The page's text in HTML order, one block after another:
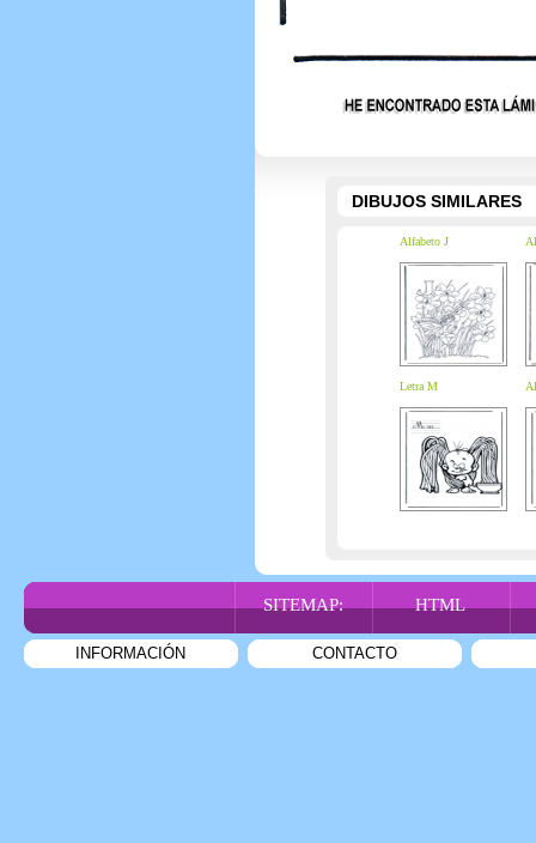
DIBUJOS SIMILARES
Alfabeto J
Letra M
SITEMAP: HTML
INFORMACIÓN CONTACTO